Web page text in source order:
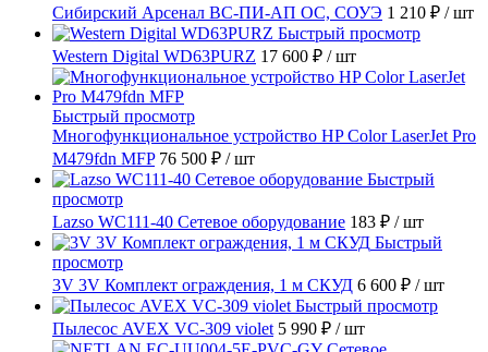
Сибирский Арсенал ВС-ПИ-АП ОС, СОУЭ 1 210 ₽ / шт
Быстрый просмотр
Western Digital WD63PURZ 17 600 ₽ / шт
Быстрый просмотр
Многофункциональное устройство HP Color LaserJet Pro
M479fdn MFP 76 500 ₽ / шт
Быстрый
просмотр
Lazso WC111-40 Сетевое оборудование 183 ₽ / шт
Быстрый
просмотр
3V 3V Комплект ограждения, 1 м СКУД 6 600 ₽ / шт
Быстрый просмотр
Пылесос AVEX VC-309 violet 5 990 ₽ / шт